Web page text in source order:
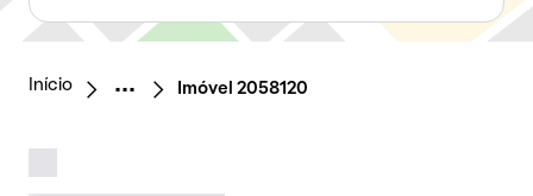
Início Imóvel 2058120